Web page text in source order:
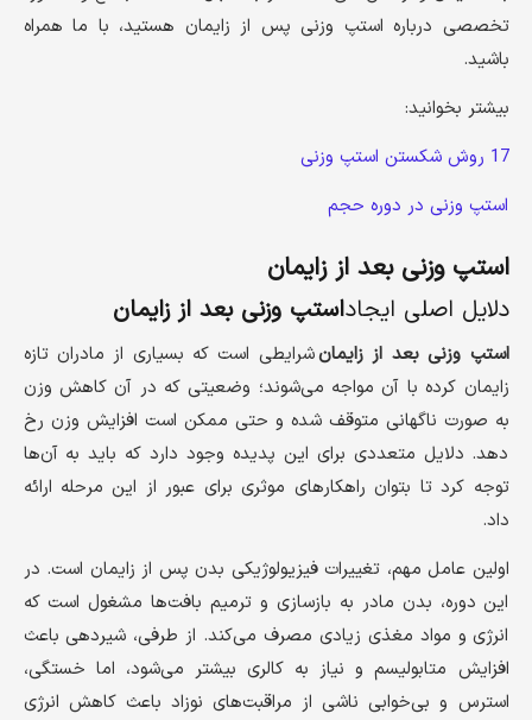
تخصصی درباره استپ وزنی پس از زایمان هستید، با ما همراه
باشید.
بیشتر بخوانید:
17 روش شکستن استپ وزنی
استپ وزنی در دوره حجم
استپ وزنی بعد از زایمان
دلایل اصلی ایجاداستپ وزنی بعد از زایمان
استپ وزنی بعد از زایمانشرایطی است که بسیاری از مادران تازه
زایمان کرده با آن مواجه می‌شوند؛ وضعیتی که در آن کاهش وزن
به صورت ناگهانی متوقف شده و حتی ممکن است افزایش وزن رخ
دهد. دلایل متعددی برای این پدیده وجود دارد که باید به آن‌ها
توجه کرد تا بتوان راهکارهای موثری برای عبور از این مرحله ارائه
داد.
اولین عامل مهم، تغییرات فیزیولوژیکی بدن پس از زایمان است. در
این دوره، بدن مادر به بازسازی و ترمیم بافت‌ها مشغول است که
انرژی و مواد مغذی زیادی مصرف می‌کند. از طرفی، شیردهی باعث
افزایش متابولیسم و نیاز به کالری بیشتر می‌شود، اما خستگی،
استرس و بی‌خوابی ناشی از مراقبت‌های نوزاد باعث کاهش انرژی